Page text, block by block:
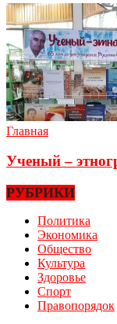
Главная
Ученый –
РУБРИКИ
Политика
Экономика
Общество
Культура
Здоровье
Спорт
Правопорядок